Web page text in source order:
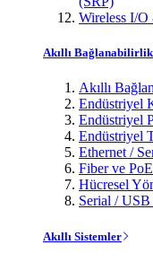
Wireless I/O
Akıllı Bağlanabilirlik
Akıllı
Endüstriyel
Endüstriyel
Endüstriyel
Ethernet /
Fiber ve
Hücresel
Serial /
Akıllı Sistemler